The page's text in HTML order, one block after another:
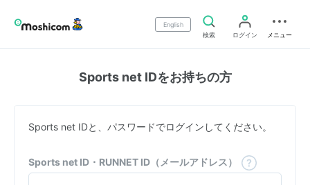
English
検索
ログイン メニュー
Sports net IDをお持ちの方
Sports net IDと、パスワードでログインしてください。
Sports net ID・RUNNET ID（メールアドレス）